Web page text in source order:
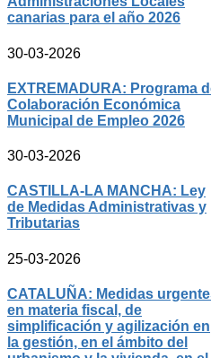
canarias para el año 2026
30-03-2026
EXTREMADURA: Programa
Colaboración Económica
Municipal de Empleo 2026
30-03-2026
CASTILLA-LA MANCHA: Ley
de Medidas Administrativas y
Tributarias
25-03-2026
CATALUÑA: Medidas
en materia fiscal, de
simplificación y agilización en
la gestión, en el ámbito del